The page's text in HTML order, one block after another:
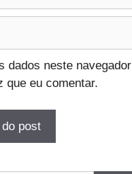
dados neste
que eu comentar.